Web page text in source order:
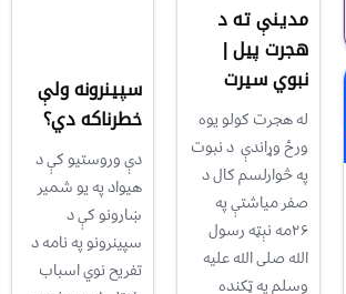
مدينې ته د
هجرت پيل |
نبوي سيرت
له هجرت کولو يوه
ورځ وړاندې د نبوت
په څوارلسم کال د
صفر مياشتې په
۲۶مه نېټه رسول
الله صلی الله عليه
وسلم په ټکنده
سپینرونه ولې
خطرناکه دي؟
دې وروستیو کې د
هیواد په یو شمیر
ښارونو کې د
سپینرونو په نامه د
تفریح نوي اسباب